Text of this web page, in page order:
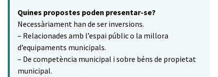
−
Quines propostes poden presentar-se?
Necessàriament han de ser inversions.
– Relacionades amb l’espai públic o la millora
d’equipaments municipals.
– De competència municipal i sobre béns de propietat
municipal.